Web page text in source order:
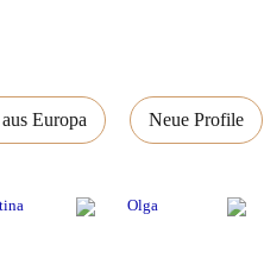
Europa Neue Profile